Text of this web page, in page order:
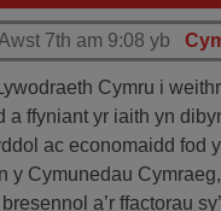
7th am 9:08 yb
Cymru i
a ffyniant yr iaith yn
ac economaidd fod
y Cymunedau
a’r ffactorau